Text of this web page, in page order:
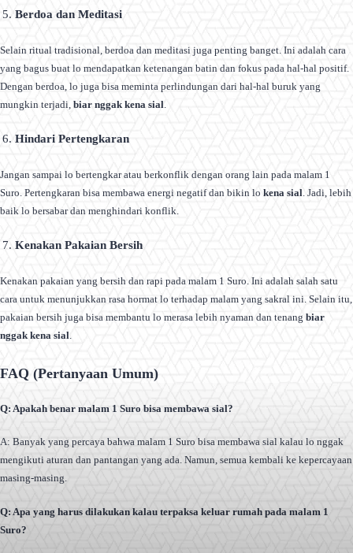
Berdoa dan Meditasi
Selain ritual tradisional, berdoa dan meditasi juga penting banget. Ini adalah cara
yang bagus buat lo mendapatkan ketenangan batin dan fokus pada hal-hal positif.
Dengan berdoa, lo juga bisa meminta perlindungan dari hal-hal buruk yang
mungkin terjadi, biar nggak kena sial
Hindari Pertengkaran
Jangan sampai lo bertengkar atau berkonflik dengan orang lain pada malam 1
Suro. Pertengkaran bisa membawa energi negatif dan bikin lo kena sial . Jadi, lebih
baik lo bersabar dan menghindari konflik.
Kenakan Pakaian Bersih
Kenakan pakaian yang bersih dan rapi pada malam 1 Suro. Ini adalah salah satu
cara untuk menunjukkan rasa hormat lo terhadap malam yang sakral ini. Selain itu,
pakaian bersih juga bisa membantu lo merasa lebih nyaman dan tenang biar
nggak kena sial
FAQ (Pertanyaan Umum)
Q: Apakah benar malam 1 Suro bisa membawa sial?
A: Banyak yang percaya bahwa malam 1 Suro bisa membawa sial kalau lo nggak
mengikuti aturan dan pantangan yang ada. Namun, semua kembali ke kepercayaan
masing-masing.
Q: Apa yang harus dilakukan kalau terpaksa keluar rumah pada malam 1
Suro?